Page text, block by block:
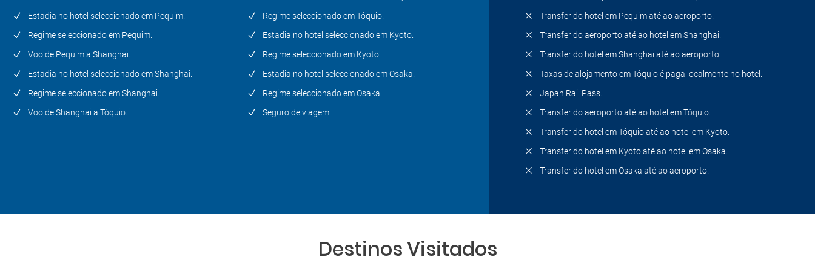
Estadia no hotel seleccionado em Pequim.
Regime seleccionado em Pequim.
Voo de Pequim a Shanghai.
Estadia no hotel seleccionado em Shanghai.
Regime seleccionado em Shanghai.
Voo de Shanghai a Tóquio.
Regime seleccionado em Tóquio.
Estadia no hotel seleccionado em Kyoto.
Regime seleccionado em Kyoto.
Estadia no hotel seleccionado em Osaka.
Regime seleccionado em Osaka.
Seguro de viagem.
Transfer do hotel em Pequim até ao aeroporto.
Transfer do aeroporto até ao hotel em Shanghai.
Transfer do hotel em Shanghai até ao aeroporto.
Taxas de alojamento em Tóquio é paga localmente no hotel.
Japan Rail Pass.
Transfer do aeroporto até ao hotel em Tóquio.
Transfer do hotel em Tóquio até ao hotel em Kyoto.
Transfer do hotel em Kyoto até ao hotel em Osaka.
Transfer do hotel em Osaka até ao aeroporto.
Destinos Visitados